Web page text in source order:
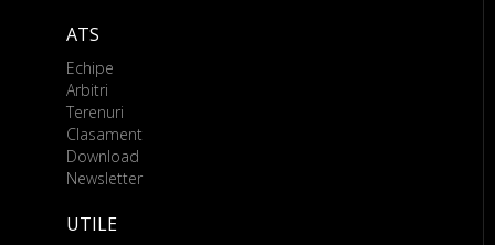
ATS
Echipe
Arbitri
Terenuri
Clasament
Download
Newsletter
UTILE